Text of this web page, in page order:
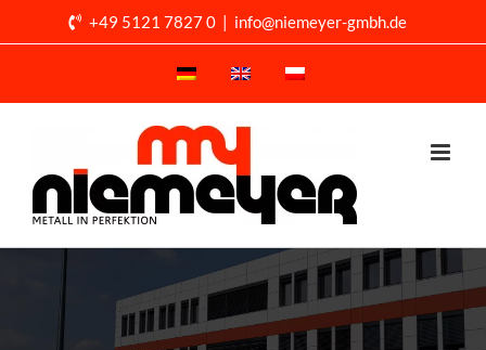
to
+49 5121 7827 0 | info@niemeyer-gmbh.de